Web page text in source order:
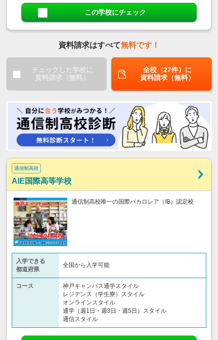
この学校にチェック
資料請求はすべて無料です！
チェックした学校に
資料請求（無料）
全校（27件）に
資料請求（無料）
通信制高校
AIE国際高等学校
通信制高校唯一の国際バカロレア（IB）認定校
入学できる
都道府県
全国から入学可能
コース
神戸キャンパス通学スタイル
レジデンス（学⽣寮）スタイル
オンラインスタイル
通学（週1⽇・週3⽇・週5⽇）スタイル
通信スタイル